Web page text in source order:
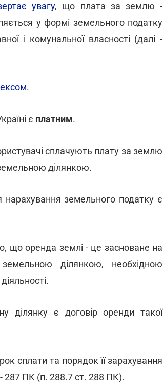
увагу, що плата за землю -
у формі земельного податку
і комунальної власності (далі -
.
є платним.
сплачують плату за землю
ділянкою.
земельного податку є
що оренда землі - це засноване на
ділянкою, необхідною
ділянку є договір оренди такої
сплати та порядок її зарахування
287 ПК (п. 288.7 ст. 288 ПК).